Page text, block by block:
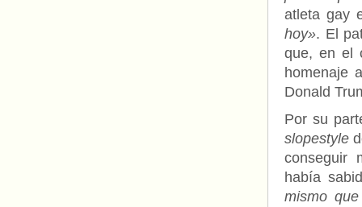
atleta gay
hoy». El
que, en el
homenaje
Donald
Por su
slopestyle
conseguir
había
mismo